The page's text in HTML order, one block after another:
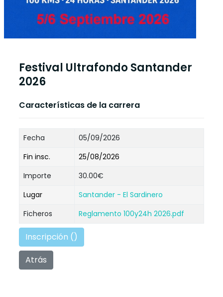
Festival Ultrafondo Santander
2026
Características de la carrera
Fecha
05/09/2026
Fin insc.
25/08/2026
Importe
30.00€
Lugar
Santander - El Sardinero
Ficheros
Reglamento 100y24h 2026.pdf
Inscripción ()
Atrás